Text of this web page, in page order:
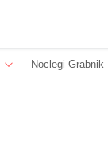
Noclegi Grabnik